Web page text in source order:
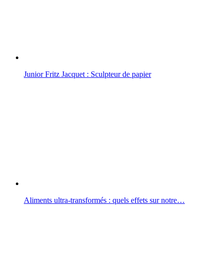
Junior Fritz Jacquet : Sculpteur de papier
Aliments ultra-transformés : quels effets sur notre…